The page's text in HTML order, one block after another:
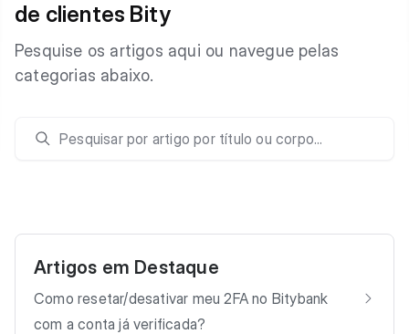
de clientes Bity
Pesquise os artigos aqui ou navegue pelas
categorias abaixo.
Artigos em Destaque
Como resetar/desativar meu 2FA no Bitybank
com a conta já verificada?